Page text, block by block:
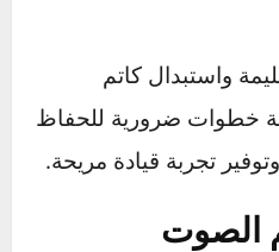
لتقييم حالته. إذا
قد يكون استبداله
النظام، بينما يمكن
مثل الثقوب